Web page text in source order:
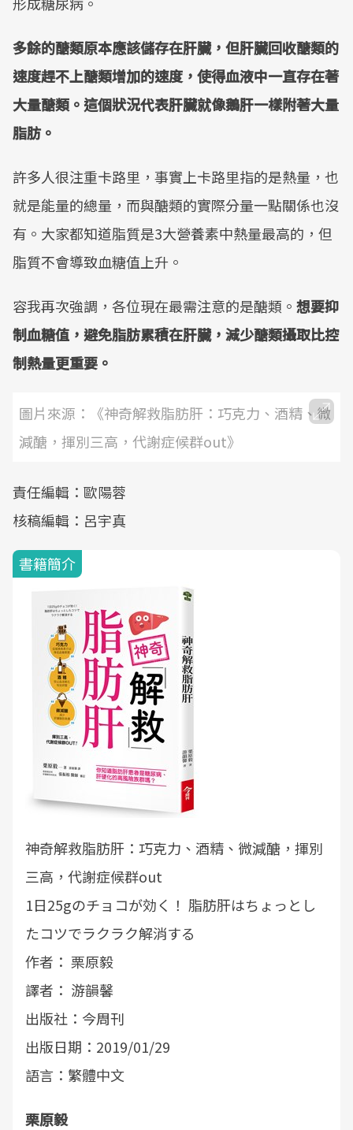
多餘的醣類原本應該儲存在肝臟，但肝臟回收醣類的
速度趕不上醣類增加的速度，使得血液中一直存在著
大量醣類。這個狀況代表肝臟就像鵝肝一樣附著大量
脂肪。
許多人很注重卡路里，事實上卡路里指的是熱量，也
就是能量的總量，而與醣類的實際分量一點關係也沒
有。大家都知道脂質是3大營養素中熱量最高的，但
脂質不會導致血糖值上升。
容我再次強調，各位現在最需注意的是醣類。 想要抑
制血糖值，避免脂肪累積在肝臟，減少醣類攝取比控
制熱量更重要。
圖片來源：《神奇解救脂肪肝：巧克力、酒精、微
減醣，揮別三高，代謝症候群out》
責任編輯：歐陽蓉
核稿編輯：呂宇真
書籍簡介
神奇解救脂肪肝：巧克力、酒精、微減醣，揮別
三高，代謝症候群out
1日25gのチョコが効く！ 脂肪肝はちょっとし
たコツでラクラク解消する
作者： 栗原毅
譯者： 游韻馨
出版社：今周刊
出版日期：2019/01/29
語言：繁體中文
栗原毅